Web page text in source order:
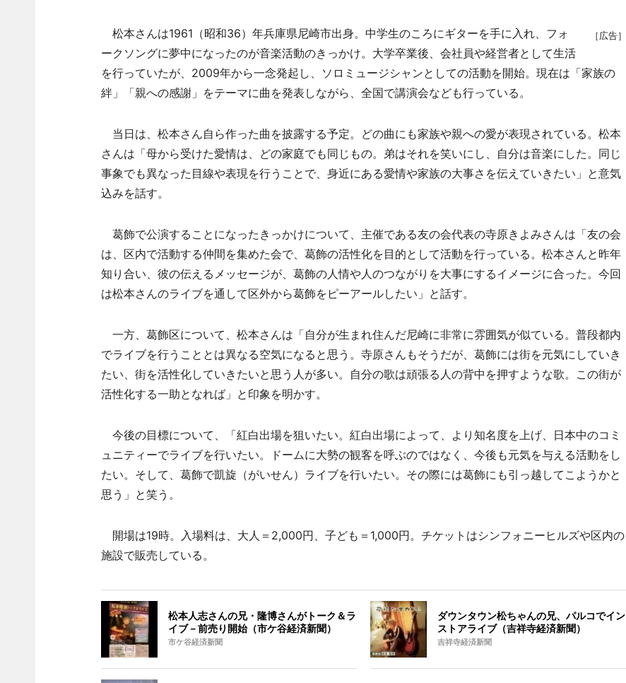
［広告］
松本さんは1961（昭和36）年兵庫県尼崎市出身。中学生のころにギターを手に入れ、フォ
ークソングに夢中になったのが音楽活動のきっかけ。大学卒業後、会社員や経営者として生活
を行っていたが、2009年から一念発起し、ソロミュージシャンとしての活動を開始。現在は「家族の
絆」「親への感謝」をテーマに曲を発表しながら、全国で講演会なども行っている。
当日は、松本さん自ら作った曲を披露する予定。どの曲にも家族や親への愛が表現されている。松本
さんは「母から受けた愛情は、どの家庭でも同じもの。弟はそれを笑いにし、自分は音楽にした。同じ
事象でも異なった目線や表現を行うことで、身近にある愛情や家族の大事さを伝えていきたい」と意気
込みを話す。
葛飾で公演することになったきっかけについて、主催である友の会代表の寺原きよみさんは「友の会
は、区内で活動する仲間を集めた会で、葛飾の活性化を目的として活動を行っている。松本さんと昨年
知り合い、彼の伝えるメッセージが、葛飾の人情や人のつながりを大事にするイメージに合った。今回
は松本さんのライブを通して区外から葛飾をピーアールしたい」と話す。
一方、葛飾区について、松本さんは「自分が生まれ住んだ尼崎に非常に雰囲気が似ている。普段都内
でライブを行うこととは異なる空気になると思う。寺原さんもそうだが、葛飾には街を元気にしていき
たい、街を活性化していきたいと思う人が多い。自分の歌は頑張る人の背中を押すような歌。この街が
活性化する一助となれば」と印象を明かす。
今後の目標について、「紅白出場を狙いたい。紅白出場によって、より知名度を上げ、日本中のコミ
ュニティーでライブを行いたい。ドームに大勢の観客を呼ぶのではなく、今後も元気を与える活動をし
たい。そして、葛飾で凱旋（がいせん）ライブを行いたい。その際には葛飾にも引っ越してこようかと
思う」と笑う。
開場は19時。入場料は、大人＝2,000円、子ども＝1,000円。チケットはシンフォニーヒルズや区内の
施設で販売している。
松本人志さんの兄・隆博さんがトーク＆ラ
イブ－前売り開始（市ケ谷経済新聞）
市ケ谷経済新聞
ダウンタウン松ちゃんの兄、パルコでイン
ストアライブ（吉祥寺経済新聞）
吉祥寺経済新聞